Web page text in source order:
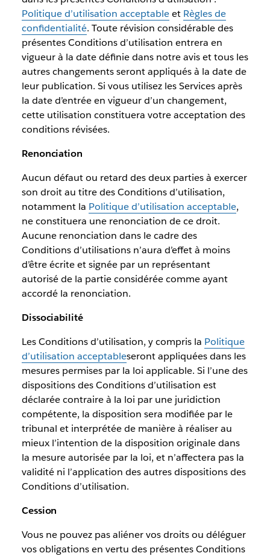
Politique d’utilisation acceptableet Règles de
confidentialité. Toute révision considérable des
présentes Conditions d’utilisation entrera en
vigueur à la date définie dans notre avis et tous les
autres changements seront appliqués à la date de
leur publication. Si vous utilisez les Services après
la date d’entrée en vigueur d’un changement,
cette utilisation constituera votre acceptation des
conditions révisées.
Renonciation
Aucun défaut ou retard des deux parties à exercer
son droit au titre des Conditions d’utilisation,
notamment la Politique d’utilisation acceptable,
ne constituera une renonciation de ce droit.
Aucune renonciation dans le cadre des
Conditions d’utilisations n’aura d’effet à moins
d’être écrite et signée par un représentant
autorisé de la partie considérée comme ayant
accordé la renonciation.
Dissociabilité
Les Conditions d’utilisation, y compris la Politique
d’utilisation acceptableseront appliquées dans les
mesures permises par la loi applicable. Si l’une des
dispositions des Conditions d’utilisation est
déclarée contraire à la loi par une juridiction
compétente, la disposition sera modifiée par le
tribunal et interprétée de manière à réaliser au
mieux l’intention de la disposition originale dans
la mesure autorisée par la loi, et n’affectera pas la
validité ni l’application des autres dispositions des
Conditions d’utilisation.
Cession
Vous ne pouvez pas aliéner vos droits ou déléguer
vos obligations en vertu des présentes Conditions